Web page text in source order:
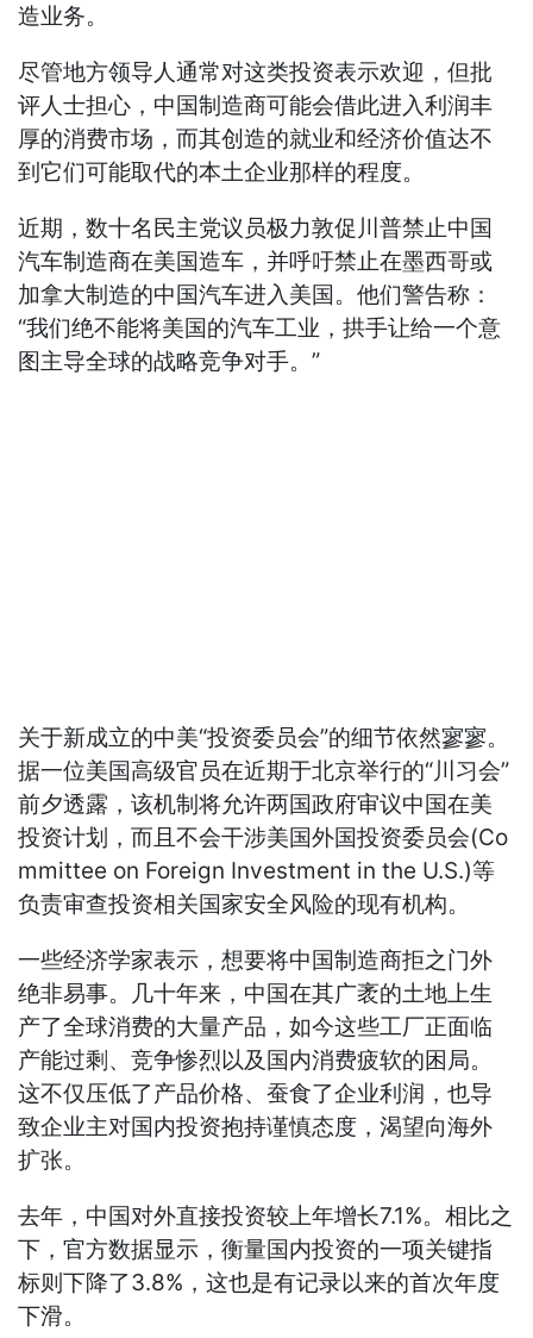
造业务。
尽管地方领导人通常对这类投资表示欢迎，但批
评人士担心，中国制造商可能会借此进入利润丰
厚的消费市场，而其创造的就业和经济价值达不
到它们可能取代的本土企业那样的程度。
近期，数十名民主党议员极力敦促川普禁止中国
汽车制造商在美国造车，并呼吁禁止在墨西哥或
加拿大制造的中国汽车进入美国。他们警告称：
“我们绝不能将美国的汽车工业，拱手让给一个意
图主导全球的战略竞争对手。”
关于新成立的中美“投资委员会”的细节依然寥寥。
据一位美国高级官员在近期于北京举行的“川习会”
前夕透露，该机制将允许两国政府审议中国在美
投资计划，而且不会干涉美国外国投资委员会(Co
mmittee on Foreign Investment in the U.S.)等
负责审查投资相关国家安全风险的现有机构。
一些经济学家表示，想要将中国制造商拒之门外
绝非易事。几十年来，中国在其广袤的土地上生
产了全球消费的大量产品，如今这些工厂正面临
产能过剩、竞争惨烈以及国内消费疲软的困局。
这不仅压低了产品价格、蚕食了企业利润，也导
致企业主对国内投资抱持谨慎态度，渴望向海外
扩张。
去年，中国对外直接投资较上年增长7.1%。相比之
下，官方数据显示，衡量国内投资的一项关键指
标则下降了3.8%，这也是有记录以来的首次年度
下滑。